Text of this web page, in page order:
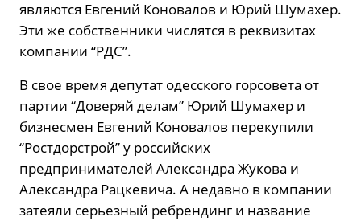
являются Евгений Коновалов и Юрий Шумахер.
Эти же собственники числятся в реквизитах
компании “РДС”.
В свое время депутат одесского горсовета от
партии “Доверяй делам” Юрий Шумахер и
бизнесмен Евгений Коновалов перекупили
“Ростдорстрой” у российских
предпринимателей Александра Жукова и
Александра Рацкевича. А недавно в компании
затеяли серьезный ребрендинг и название